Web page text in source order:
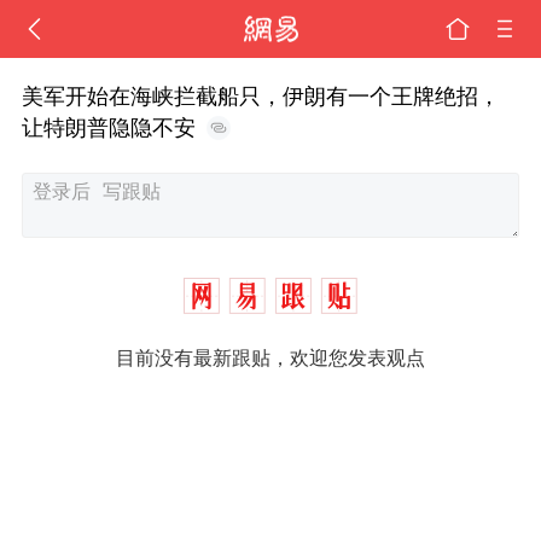
美军开始在海峡拦截船只，伊朗有一个王牌绝招，
让特朗普隐隐不安
目前没有最新跟贴，欢迎您发表观点